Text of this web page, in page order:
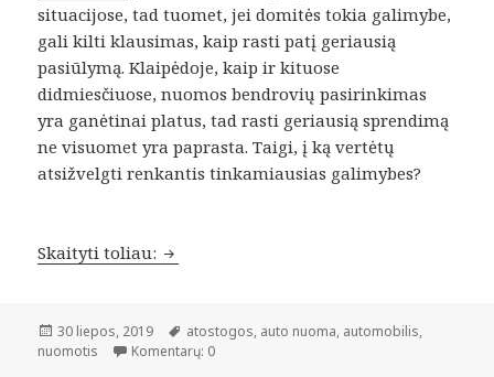
situacijose, tad tuomet, jei domitės tokia galimybe,
gali kilti klausimas, kaip rasti patį geriausią
pasiūlymą. Klaipėdoje, kaip ir kituose
didmiesčiuose, nuomos bendrovių pasirinkimas
yra ganėtinai platus, tad rasti geriausią sprendimą
ne visuomet yra paprasta. Taigi, į ką vertėtų
atsižvelgti renkantis tinkamiausias galimybes?
Skaityti toliau: Pigi automobilių nuoma Klaipėdoje:
Paskelbta
30 liepos, 2019 Žymos
atostogos, auto nuoma, automobilis,
nuomotis
Komentarų: 0